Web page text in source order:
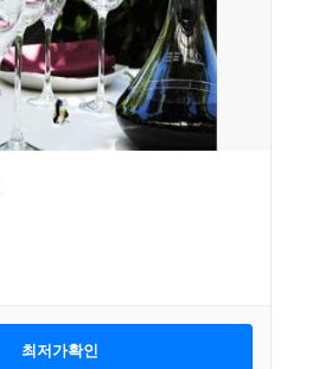
최저가확인